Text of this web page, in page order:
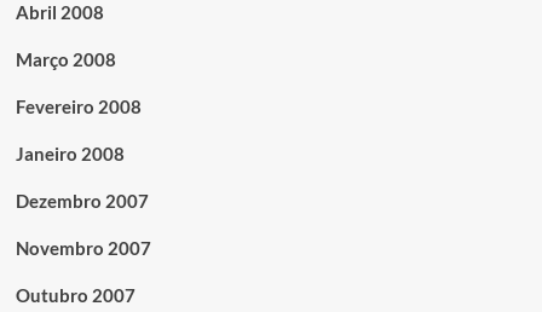
Abril 2008
Março 2008
Fevereiro 2008
Janeiro 2008
Dezembro 2007
Novembro 2007
Outubro 2007